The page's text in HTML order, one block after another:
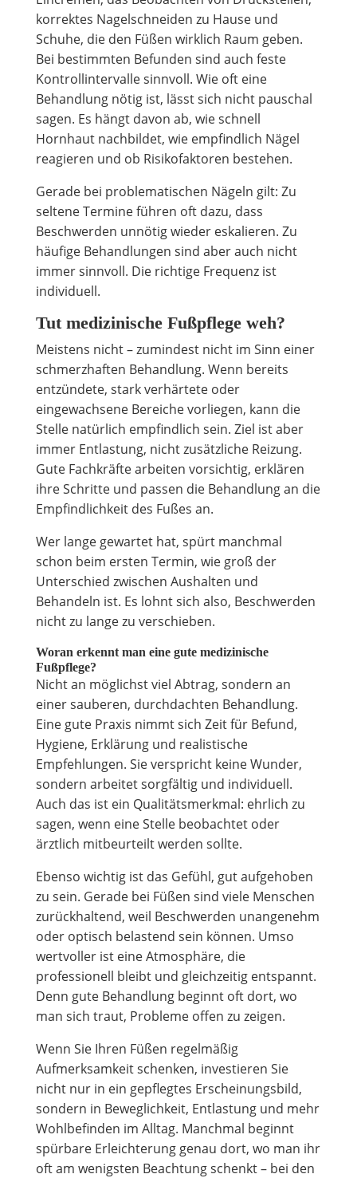
korrektes Nagelschneiden zu Hause und
Schuhe, die den Füßen wirklich Raum geben.
Bei bestimmten Befunden sind auch feste
Kontrollintervalle sinnvoll. Wie oft eine
Behandlung nötig ist, lässt sich nicht pauschal
sagen. Es hängt davon ab, wie schnell
Hornhaut nachbildet, wie empfindlich Nägel
reagieren und ob Risikofaktoren bestehen.
Gerade bei problematischen Nägeln gilt: Zu
seltene Termine führen oft dazu, dass
Beschwerden unnötig wieder eskalieren. Zu
häufige Behandlungen sind aber auch nicht
immer sinnvoll. Die richtige Frequenz ist
individuell.
Tut medizinische Fußpflege weh?
Meistens nicht – zumindest nicht im Sinn einer
schmerzhaften Behandlung. Wenn bereits
entzündete, stark verhärtete oder
eingewachsene Bereiche vorliegen, kann die
Stelle natürlich empfindlich sein. Ziel ist aber
immer Entlastung, nicht zusätzliche Reizung.
Gute Fachkräfte arbeiten vorsichtig, erklären
ihre Schritte und passen die Behandlung an die
Empfindlichkeit des Fußes an.
Wer lange gewartet hat, spürt manchmal
schon beim ersten Termin, wie groß der
Unterschied zwischen Aushalten und
Behandeln ist. Es lohnt sich also, Beschwerden
nicht zu lange zu verschieben.
Woran erkennt man eine gute medizinische
Fußpflege?
Nicht an möglichst viel Abtrag, sondern an
einer sauberen, durchdachten Behandlung.
Eine gute Praxis nimmt sich Zeit für Befund,
Hygiene, Erklärung und realistische
Empfehlungen. Sie verspricht keine Wunder,
sondern arbeitet sorgfältig und individuell.
Auch das ist ein Qualitätsmerkmal: ehrlich zu
sagen, wenn eine Stelle beobachtet oder
ärztlich mitbeurteilt werden sollte.
Ebenso wichtig ist das Gefühl, gut aufgehoben
zu sein. Gerade bei Füßen sind viele Menschen
zurückhaltend, weil Beschwerden unangenehm
oder optisch belastend sein können. Umso
wertvoller ist eine Atmosphäre, die
professionell bleibt und gleichzeitig entspannt.
Denn gute Behandlung beginnt oft dort, wo
man sich traut, Probleme offen zu zeigen.
Wenn Sie Ihren Füßen regelmäßig
Aufmerksamkeit schenken, investieren Sie
nicht nur in ein gepflegtes Erscheinungsbild,
sondern in Beweglichkeit, Entlastung und mehr
Wohlbefinden im Alltag. Manchmal beginnt
spürbare Erleichterung genau dort, wo man ihr
oft am wenigsten Beachtung schenkt – bei den